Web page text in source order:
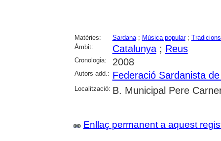
Matèries: Sardana; Música popular;
Àmbit:
Catalunya; Reus
Cronologia: 2008
Autors add.: Federació Sardanista
Localització: B. Municipal Pere
Enllaç permanent a aquest